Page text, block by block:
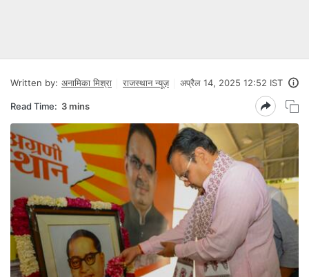
Written by: अनामिका मिश्रा राजस्थान न्यूज़ अप्रैल 14, 2025 12:52 IST
Read Time: 3 mins